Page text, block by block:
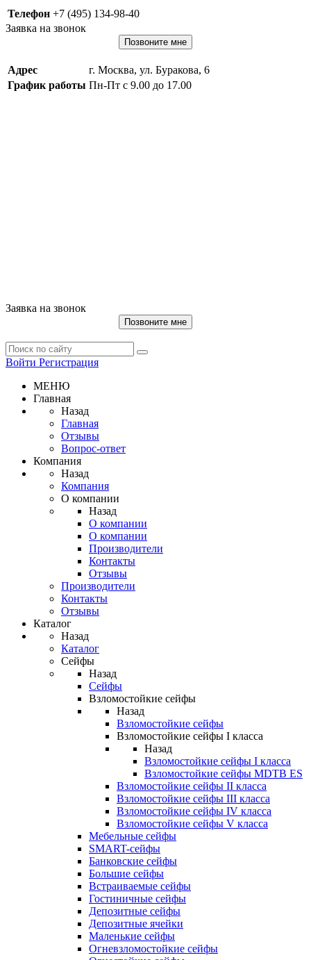
Телефон +7 (495) 134-98-40
Заявка на звонок
Позвоните мне
Адрес
г. Москва, ул. Буракова, 6
График работы Пн-Пт с 9.00 до 17.00
Заявка на звонок
Позвоните мне
Войти Регистрация
МЕНЮ
Главная
Назад
Главная
Отзывы
Вопрос-ответ
Компания
Назад
Компания
О компании
Назад
О компании
О компании
Производители
Контакты
Отзывы
Производители
Контакты
Отзывы
Каталог
Назад
Каталог
Сейфы
Назад
Сейфы
Взломостойкие сейфы
Назад
Взломостойкие сейфы
Взломостойкие сейфы I класса
Назад
Взломостойкие сейфы I класса
Взломостойкие сейфы MDTB ES
Взломостойкие сейфы II класса
Взломостойкие сейфы III класса
Взломостойкие сейфы IV класса
Взломостойкие сейфы V класса
Мебельные сейфы
SMART-сейфы
Банковские сейфы
Большие сейфы
Встраиваемые сейфы
Гостиничные сейфы
Депозитные сейфы
Депозитные ячейки
Маленькие сейфы
Огневзломостойкие сейфы